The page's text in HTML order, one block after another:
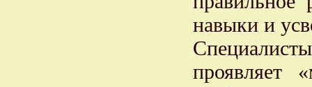
навыки и
проявляет